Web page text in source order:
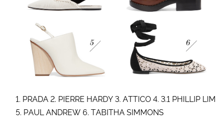
1. PRADA 2. PIERRE HARDY 3. ATTICO 4. 3.1 PHILLIP LIM
5. PAUL ANDREW 6. TABITHA SIMMONS